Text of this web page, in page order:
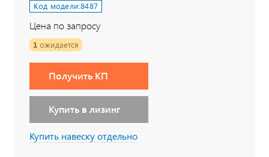
Код модели:8487
Цена по запросу
1 ожидается
Получить КП
Купить в лизинг
Купить навеску отдельно